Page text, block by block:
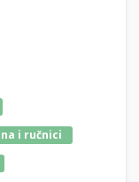
i ručnici